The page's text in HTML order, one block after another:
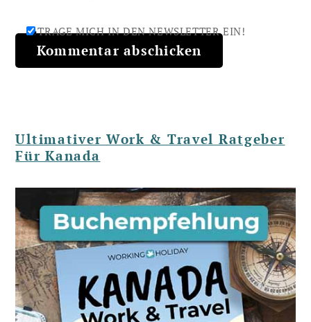
TRAGE MICH IN DEN NEWSLETTER EIN!
Ultimativer Work & Travel Ratgeber
Für Kanada